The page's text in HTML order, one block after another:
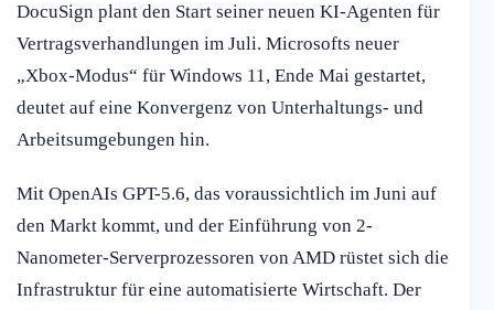
DocuSign plant den Start seiner neuen KI-Agenten für
Vertragsverhandlungen im Juli. Microsofts neuer
„Xbox-Modus“ für Windows 11, Ende Mai gestartet,
deutet auf eine Konvergenz von Unterhaltungs- und
Arbeitsumgebungen hin.
Mit OpenAIs GPT-5.6, das voraussichtlich im Juni auf
den Markt kommt, und der Einführung von 2-
Nanometer-Serverprozessoren von AMD rüstet sich die
Infrastruktur für eine automatisierte Wirtschaft. Der